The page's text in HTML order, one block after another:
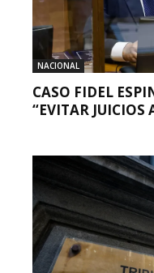
NACIONAL
CASO FIDEL
“EVITAR JUICIOS